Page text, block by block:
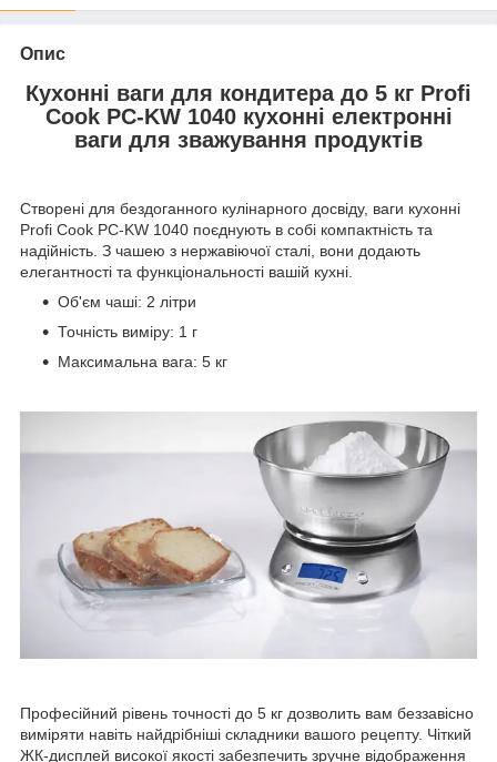
Опис
Кухонні ваги для кондитера до 5 кг Profi
Cook PC-KW 1040 кухонні електронні
ваги для зважування продуктів
Створені для бездоганного кулінарного досвіду, ваги кухонні
Profi Cook PC-KW 1040 поєднують в собі компактність та
надійність. З чашею з нержавіючої сталі, вони додають
елегантності та функціональності вашій кухні.
Об'єм чаші: 2 літри
Точність виміру: 1 г
Максимальна вага: 5 кг
Професійний рівень точності до 5 кг дозволить вам беззавісно
виміряти навіть найдрібніші складники вашого рецепту. Чіткий
ЖК-дисплей високої якості забезпечить зручне відображення